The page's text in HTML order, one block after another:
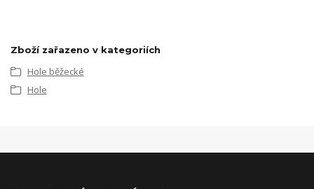
Zboží zařazeno v kategoriích
Hole běžecké
Hole